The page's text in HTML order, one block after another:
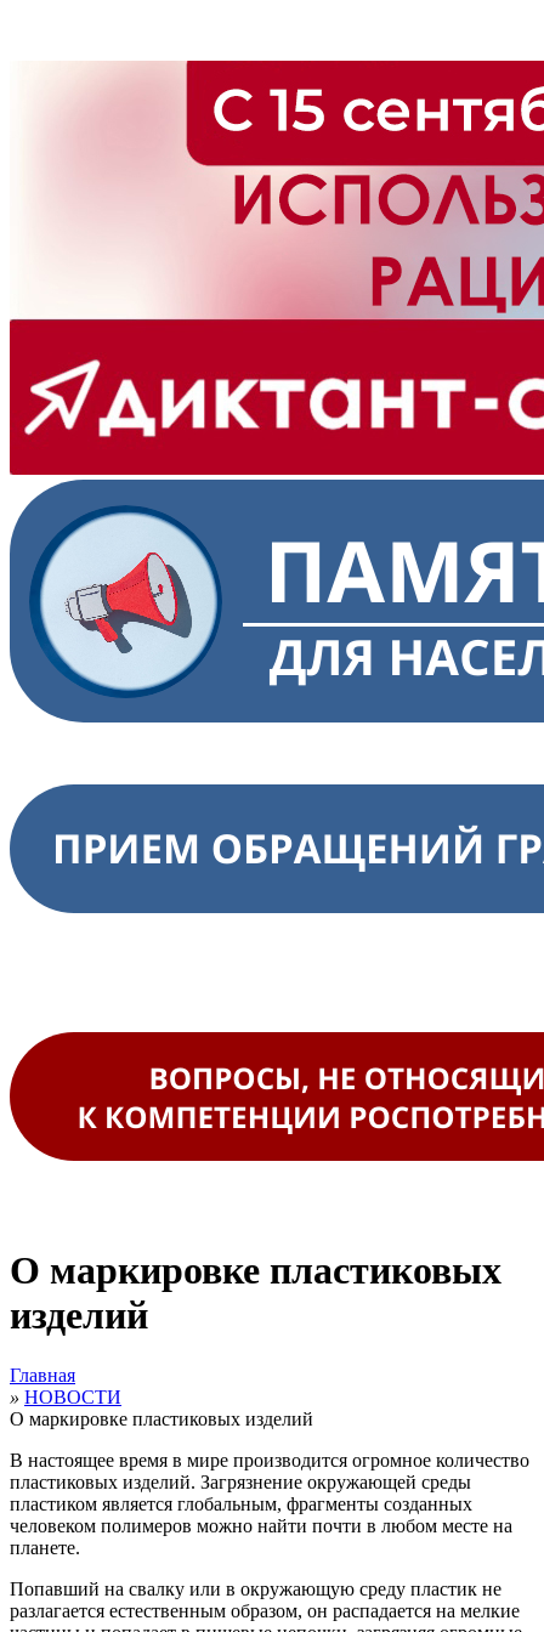
О маркировке пластиковых
изделий
Главная
» НОВОСТИ
О маркировке пластиковых изделий
В настоящее время в мире производится огромное количество
пластиковых изделий. Загрязнение окружающей среды
пластиком является глобальным, фрагменты созданных
человеком полимеров можно найти почти в любом месте на
планете.
Попавший на свалку или в окружающую среду пластик не
разлагается естественным образом, он распадается на мелкие